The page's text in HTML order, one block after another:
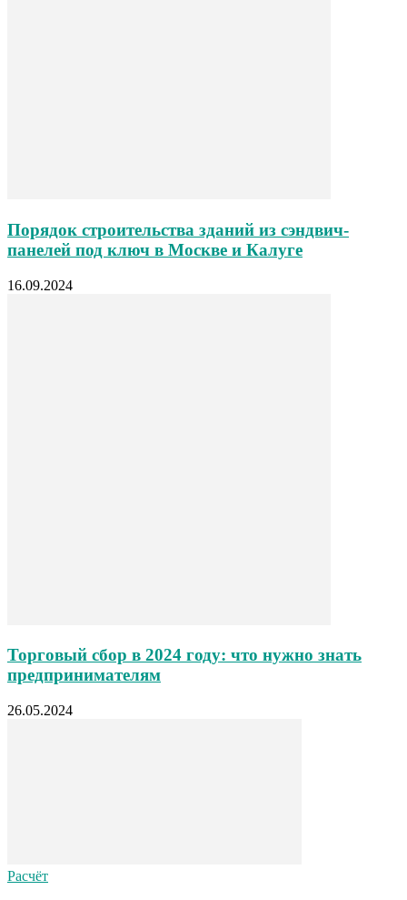
Порядок строительства зданий из сэндвич-
панелей под ключ в Москве и Калуге
16.09.2024
Торговый сбор в 2024 году: что нужно знать
предпринимателям
26.05.2024
Расчёт